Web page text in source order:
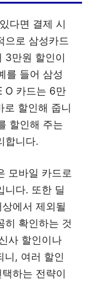
다면 결제 시
으로 삼성카드
3만원 할인이
를 들어 삼성
O 카드는 6만
로 할인해 줍니
할인해 주는
합니다.
모바일 카드로
니다. 또한 딜
에서 제외될
히 확인하는 것
사 할인이나
니, 여러 할인
하는 전략이